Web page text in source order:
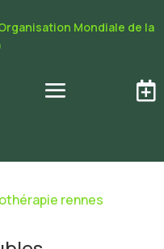
Mondiale de la

rennes